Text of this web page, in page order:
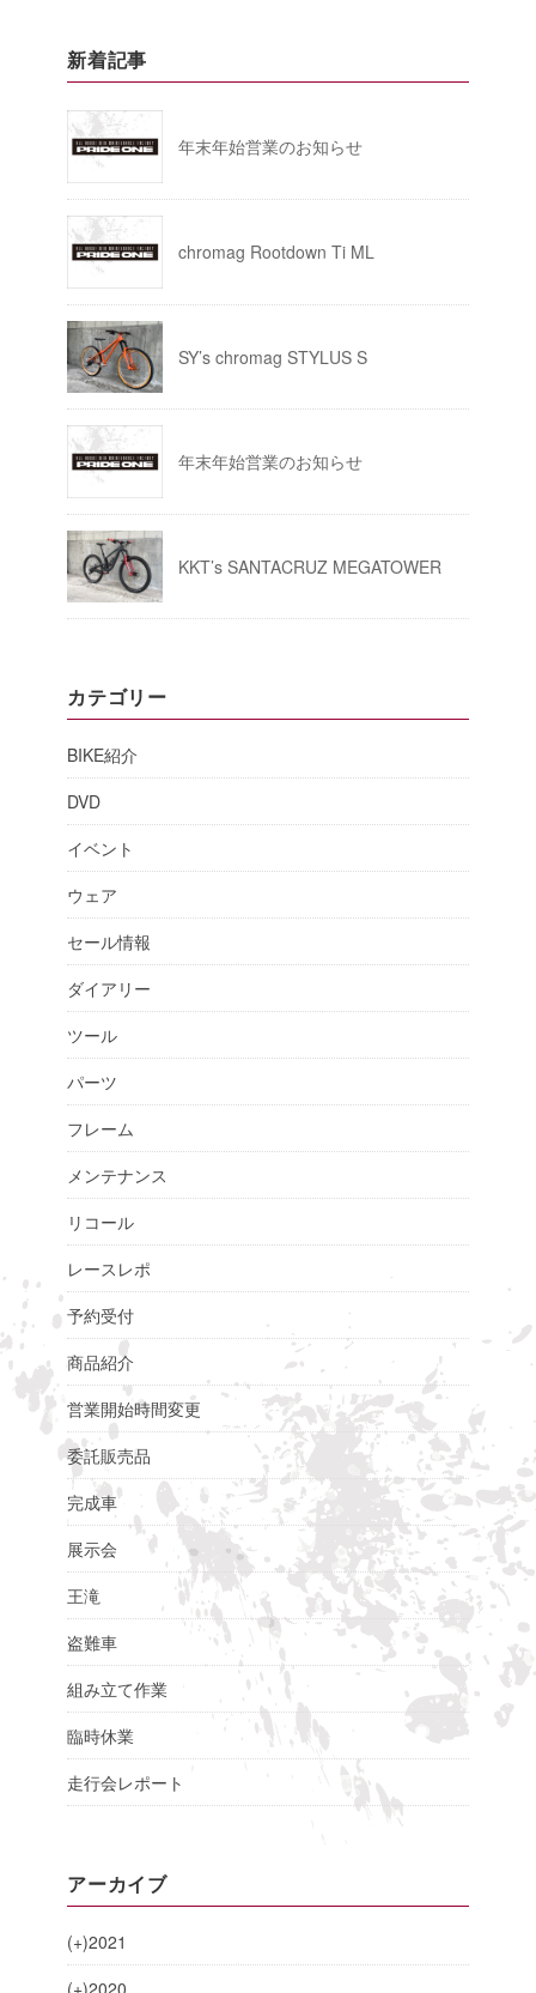
新着記事
年末年始営業のお知らせ
chromag Rootdown Ti ML
SY’s chromag STYLUS S
年末年始営業のお知らせ
KKT’s SANTACRUZ MEGATOWER
カテゴリー
BIKE紹介
DVD
イベント
ウェア
セール情報
ダイアリー
ツール
パーツ
フレーム
メンテナンス
リコール
レースレポ
予約受付
商品紹介
営業開始時間変更
委託販売品
完成車
展示会
王滝
盗難車
組み立て作業
臨時休業
走行会レポート
アーカイブ
(+)2021